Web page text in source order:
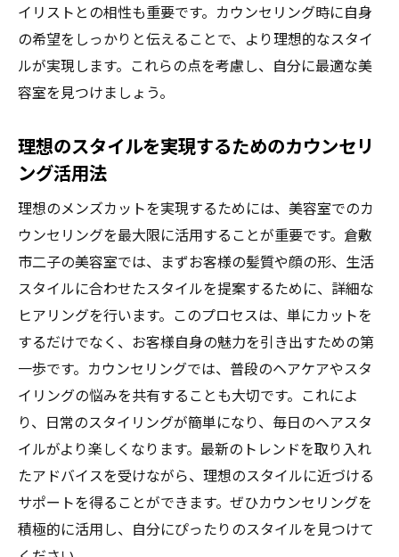
イリストとの相性も重要です。カウンセリング時に自身
の希望をしっかりと伝えることで、より理想的なスタイ
ルが実現します。これらの点を考慮し、自分に最適な美
容室を見つけましょう。
理想のスタイルを実現するためのカウンセリ
ング活用法
理想のメンズカットを実現するためには、美容室でのカ
ウンセリングを最大限に活用することが重要です。倉敷
市二子の美容室では、まずお客様の髪質や顔の形、生活
スタイルに合わせたスタイルを提案するために、詳細な
ヒアリングを行います。このプロセスは、単にカットを
するだけでなく、お客様自身の魅力を引き出すための第
一歩です。カウンセリングでは、普段のヘアケアやスタ
イリングの悩みを共有することも大切です。これによ
り、日常のスタイリングが簡単になり、毎日のヘアスタ
イルがより楽しくなります。最新のトレンドを取り入れ
たアドバイスを受けながら、理想のスタイルに近づける
サポートを得ることができます。ぜひカウンセリングを
積極的に活用し、自分にぴったりのスタイルを見つけて